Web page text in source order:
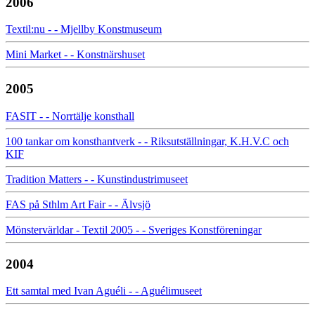
Textil:nu - - Mjellby Konstmuseum
Mini Market - - Konstnärshuset
2005
FASIT - - Norrtälje konsthall
100 tankar om konsthantverk - - Riksutställningar, K.H.V.C och
KIF
Tradition Matters - - Kunstindustrimuseet
FAS på Sthlm Art Fair - - Älvsjö
Mönstervärldar - Textil 2005 - - Sveriges Konstföreningar
2004
Ett samtal med Ivan Aguéli - - Aguélimuseet